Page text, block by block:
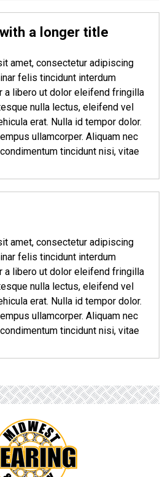
a longer title
amet, consectetur adipiscing
felis tincidunt interdum
a libero ut dolor eleifend fringilla
nulla lectus, eleifend vel
erat. Nulla id tempor dolor.
ullamcorper. Aliquam nec
tincidunt nisi, vitae
amet, consectetur adipiscing
felis tincidunt interdum
a libero ut dolor eleifend fringilla
nulla lectus, eleifend vel
erat. Nulla id tempor dolor.
ullamcorper. Aliquam nec
tincidunt nisi, vitae